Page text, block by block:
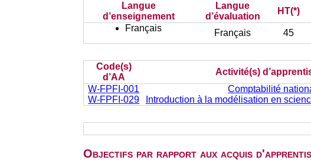
Langue
d’enseignement
Langue
d’évaluation
HT(*)
Français
Français 45
Code(s)
d’AA
Activité(s)
W-FPFI-001
Comptabilité
W-FPFI-029
Introduction à la modélisation en
Objectifs par rapport aux acquis